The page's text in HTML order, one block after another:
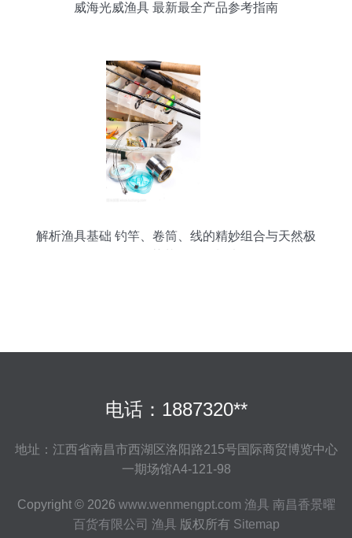
威海光威渔具 最新最全产品参考指南
解析渔具基础 钓竿、卷筒、线的精妙组合与天然极
电话：1887320**
地址：江西省南昌市西湖区洛阳路215号国际商贸博览中心
一期场馆A4-121-98
Copyright © 2026 www.wenmengpt.com 渔具 南昌香景曜
百货有限公司 渔具 版权所有 Sitemap